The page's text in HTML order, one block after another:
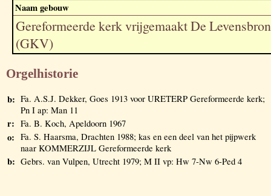
Naam gebouw
Gereformeerde kerk vrijgemaakt De Levensbron
(GKV)
Orgelhistorie
b: Fa. A.S.J. Dekker, Goes 1913 voor URETERP Gereformeerde kerk;
Pn I ap: Man 11
r: Fa. B. Koch, Apeldoorn 1967
o: Fa. S. Haarsma, Drachten 1988; kas en een deel van het pijpwerk
naar KOMMERZIJL Gereformeerde kerk
b: Gebrs. van Vulpen, Utrecht 1979; M II vp: Hw 7-Nw 6-Ped 4